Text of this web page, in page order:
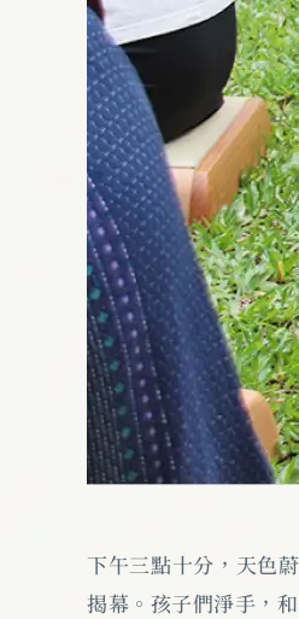
下午三點十分，天色
揭幕。孩子們淨手，